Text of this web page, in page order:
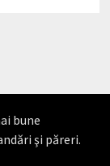
bune
şi păreri.